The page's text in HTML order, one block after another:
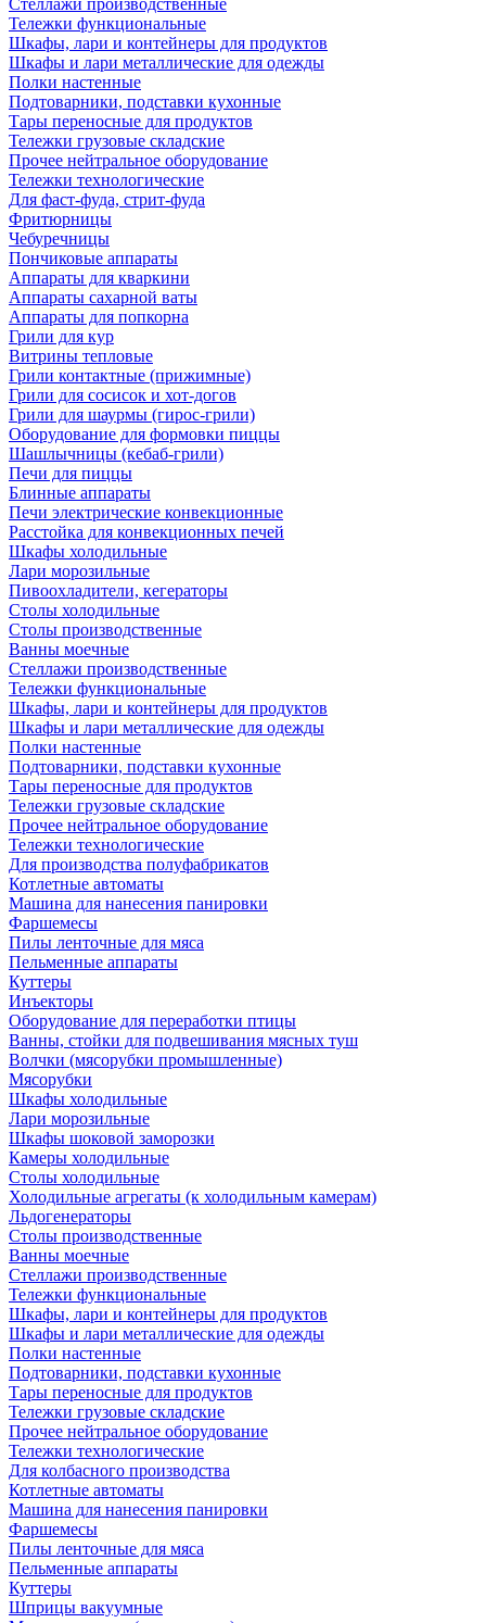
Стеллажи производственные
Тележки функциональные
Шкафы, лари и контейнеры для продуктов
Шкафы и лари металлические для одежды
Полки настенные
Подтоварники, подставки кухонные
Тары переносные для продуктов
Тележки грузовые складские
Прочее нейтральное оборудование
Тележки технологические
Для фаст-фуда, стрит-фуда
Фритюрницы
Чебуречницы
Пончиковые аппараты
Аппараты для кваркини
Аппараты сахарной ваты
Аппараты для попкорна
Грили для кур
Витрины тепловые
Грили контактные (прижимные)
Грили для сосисок и хот-догов
Грили для шаурмы (гирос-грили)
Оборудование для формовки пиццы
Шашлычницы (кебаб-грили)
Печи для пиццы
Блинные аппараты
Печи электрические конвекционные
Расстойка для конвекционных печей
Шкафы холодильные
Лари морозильные
Пивоохладители, кегераторы
Столы холодильные
Столы производственные
Ванны моечные
Стеллажи производственные
Тележки функциональные
Шкафы, лари и контейнеры для продуктов
Шкафы и лари металлические для одежды
Полки настенные
Подтоварники, подставки кухонные
Тары переносные для продуктов
Тележки грузовые складские
Прочее нейтральное оборудование
Тележки технологические
Для производства полуфабрикатов
Котлетные автоматы
Машина для нанесения панировки
Фаршемесы
Пилы ленточные для мяса
Пельменные аппараты
Куттеры
Инъекторы
Оборудование для переработки птицы
Ванны, стойки для подвешивания мясных туш
Волчки (мясорубки промышленные)
Мясорубки
Шкафы холодильные
Лари морозильные
Шкафы шоковой заморозки
Камеры холодильные
Столы холодильные
Холодильные агрегаты (к холодильным камерам)
Льдогенераторы
Столы производственные
Ванны моечные
Стеллажи производственные
Тележки функциональные
Шкафы, лари и контейнеры для продуктов
Шкафы и лари металлические для одежды
Полки настенные
Подтоварники, подставки кухонные
Тары переносные для продуктов
Тележки грузовые складские
Прочее нейтральное оборудование
Тележки технологические
Для колбасного производства
Котлетные автоматы
Машина для нанесения панировки
Фаршемесы
Пилы ленточные для мяса
Пельменные аппараты
Куттеры
Шприцы вакуумные